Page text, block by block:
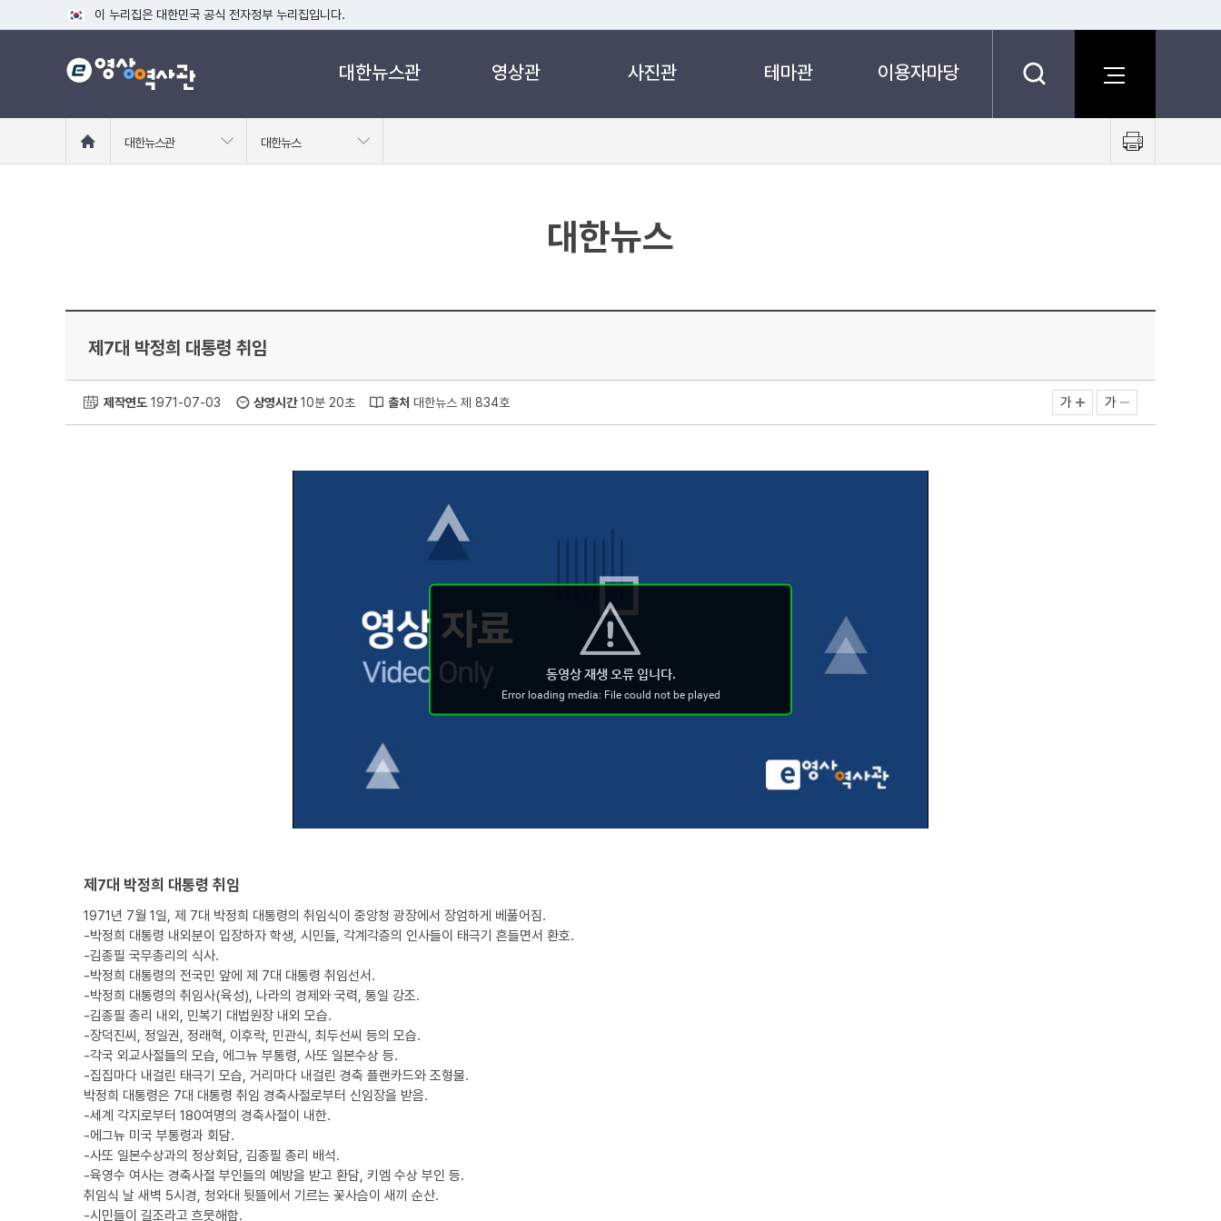
이 누리집은 대한민국 공식 전자정부 누리집입니다.
공식 누리집 주소 확인하기
go.kr 주소를 사용하는 누리집은 대한민국 정부기관이 관리하는 누리집입니다.
대한뉴스관 영상관 사진관 테마관 이용자마당
로
대한뉴스관 대한뉴스
트
대한뉴스
제7대 박정희 대통령 취임
제작연도 1971-07-03 상영시간10분 20초 출처 대한뉴스 제 834호 가 가
제7대 박정희 대통령 취임
1971년 7월 1일, 제 7대 박정희 대통령의 취임식이 중앙청 광장에서 장엄하게 베풀어짐.
-박정희 대통령 내외분이 입장하자 학생, 시민들, 각계각층의 인사들이 태극기 흔들면서 환호.
-김종필 국무총리의 식사.
-박정희 대통령의 전국민 앞에 제 7대 대통령 취임선서.
-박정희 대통령의 취임사(육성), 나라의 경제와 국력, 통일 강조.
-김종필 총리 내외, 민복기 대법원장 내외 모습.
-장덕진씨, 정일권, 정래혁, 이후락, 민관식, 최두선씨 등의 모습.
-각국 외교사절들의 모습, 에그뉴 부통령, 사또 일본수상 등.
-집집마다 내걸린 태극기 모습, 거리마다 내걸린 경축 플랜카드와 조형물.
박정희 대통령은 7대 대통령 취임 경축사절로부터 신임장을 받음.
-세계 각지로부터 180여명의 경축사절이 내한.
-에그뉴 미국 부통령과 회담.
-사또 일본수상과의 정상회담, 김종필 총리 배석.
-육영수 여사는 경축사절 부인들의 예방을 받고 환담, 키엠 수상 부인 등.
취임식 날 새벽 5시경, 청와대 뒷뜰에서 기르는 꽃사슴이 새끼 순산.
-시민들이 길조라고 흐뭇해함.